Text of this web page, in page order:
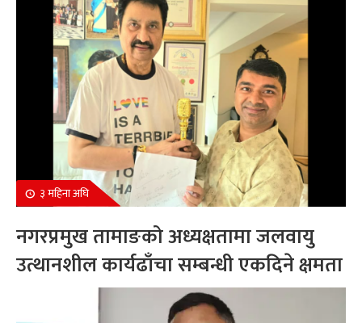
३ महिना अघि
नगरप्रमुख तामाङको अध्यक्षतामा जलवायु
उत्थानशील कार्यढाँचा सम्बन्धी एकदिने क्षमता
अभिवृद्धि कार्यक्रम सम्पन्न